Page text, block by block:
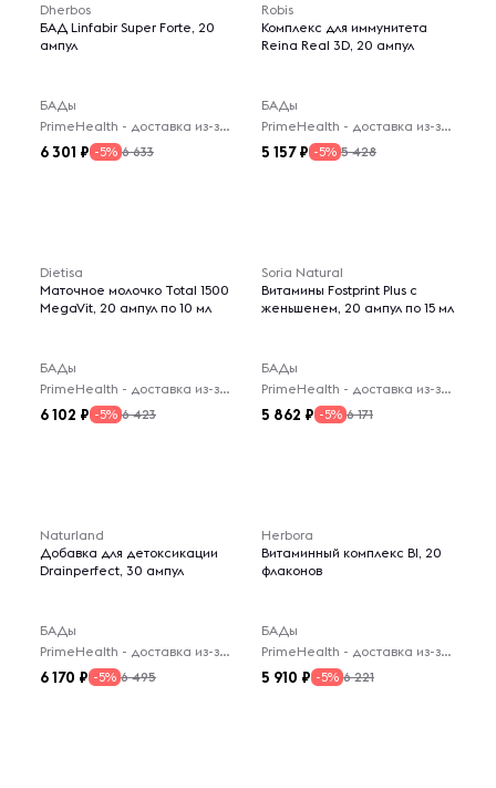
Dherbos
БАД Linfabir Super Forte, 20
ампул
БАДы
PrimeHealth - доставка из-за рубежа
6 301 -5% 6 633
Robis
Комплекс для иммунитета
Reina Real 3D, 20 ампул
БАДы
PrimeHealth - доставка из-за рубежа
5 157 -5% 5 428
Dietisa
Маточное молочко Total 1500
MegaVit, 20 ампул по 10 мл
БАДы
PrimeHealth - доставка из-за рубежа
6 102 -5% 6 423
Soria Natural
Витамины Fostprint Plus с
женьшенем, 20 ампул по 15 мл
БАДы
PrimeHealth - доставка из-за рубежа
5 862 -5% 6 171
Naturland
Добавка для детоксикации
Drainperfect, 30 ампул
БАДы
PrimeHealth - доставка из-за рубежа
6 170 -5% 6 495
Herbora
Витаминный комплекс BI, 20
флаконов
БАДы
PrimeHealth - доставка из-за рубежа
5 910 -5% 6 221